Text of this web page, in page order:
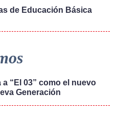
de Educación Básica
“El 03” como el nuevo
Generación